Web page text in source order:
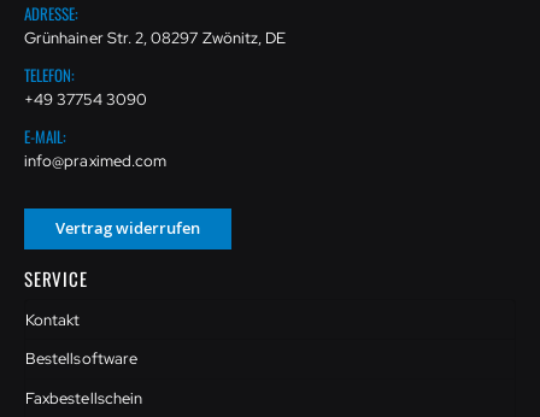
ADRESSE:
Grünhainer Str. 2, 08297 Zwönitz, DE
TELEFON:
+49 37754 3090
E-MAIL:
info@praximed.com
Vertrag widerrufen
SERVICE
Kontakt
Bestellsoftware
Faxbestellschein